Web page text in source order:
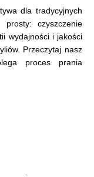
dla tradycyjnych
czyszczenie
wydajności i jakości
Przeczytaj nasz
proces prania